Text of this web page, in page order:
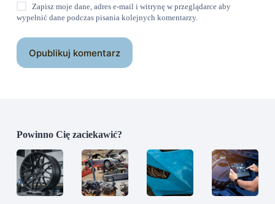
Zapisz moje dane, adres e-mail i witrynę w przeglądarce aby
wypełnić dane podczas pisania kolejnych komentarzy.
Opublikuj komentarz
Powinno Cię zaciekawić?